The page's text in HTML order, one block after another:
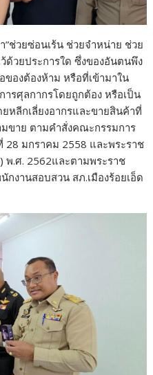
ช่วยซ่อนเร้น ช่วยจำหน่าย ช่วย
ด้วยประการใด ซึ่งของอันตนพึง
ของต้องห้าม หรือที่เข้ามาใน
รศุลกากรโดยถูกต้อง หรือเป็น
หลีกเลี่ยงอากรและขายสินค้าที่
ขาย ตามคำสั่งคณะกรรมการ
มกราคม 2558 และพระราช
.ศ. 2562และตามพระราช
งานสอบสวน สภ.เมืองร้อยเอ็ด